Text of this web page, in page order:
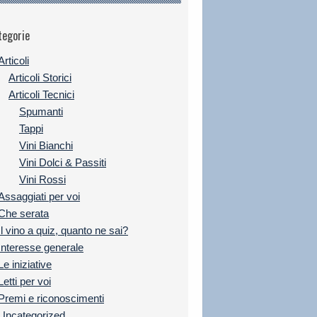
Articoli Storici
Articoli Tecnici
Spumanti
Tappi
Vini Bianchi
Vini Dolci & Passiti
Vini Rossi
per voi
serata
vino a quiz, quanto ne sai?
generale
iniziative
per voi
e riconoscimenti